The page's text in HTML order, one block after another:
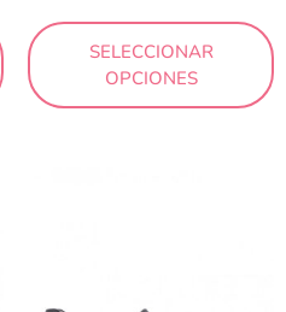
65 €
SELECCIONAR
OPCIONES